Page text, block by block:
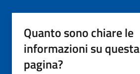
Quanto sono chiare le
informazioni su questa
pagina?